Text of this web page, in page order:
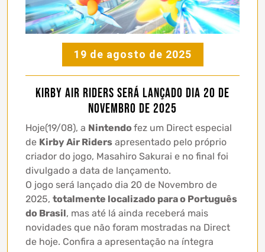
19 de agosto de 2025
Kirby Air Riders será lançado dia 20 de
Novembro de 2025
Hoje(19/08), a Nintendo fez um Direct especial
de Kirby Air Riders apresentado pelo próprio
criador do jogo, Masahiro Sakurai e no final foi
divulgado a data de lançamento.
O jogo será lançado dia 20 de Novembro de
2025, totalmente localizado para o Português
do Brasil, mas até lá ainda receberá mais
novidades que não foram mostradas na Direct
de hoje. Confira a apresentação na íntegra